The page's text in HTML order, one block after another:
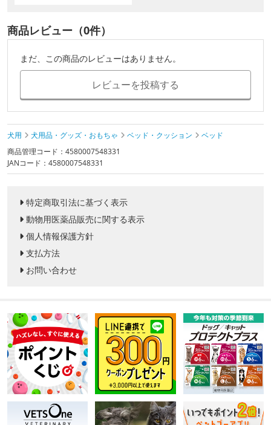
商品レビュー（0件）
まだ、この商品のレビューはありません。
レビューを投稿する
犬用 犬用品・グッズ・おもちゃ ベッド・クッション
ベッド
商品管理コード：4580007548331
JANコード：4580007548331
特定商取引法に基づく表示
動物用医薬品販売に関する表示
個人情報保護方針
支払方法
お問い合わせ